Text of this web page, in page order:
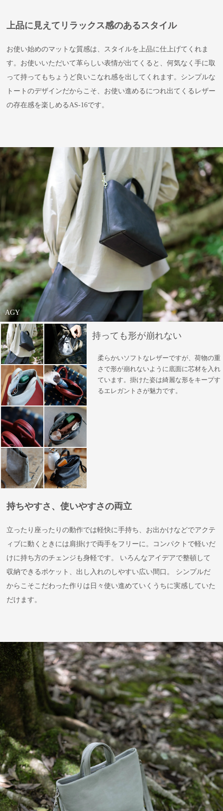
上品に見えてリラックス感のあるスタイル
お使い始めのマットな質感は、スタイルを上品に仕上げてくれま
す。お使いいただいて革らしい表情が出てくると、何気なく手に取
って持ってもちょうど良いこなれ感を出してくれます。シンプルな
トートのデザインだからこそ、お使い進めるにつれ出てくるレザー
の存在感を楽しめるAS-16です。
AGY
持っても形が崩れない
柔らかいソフトなレザーですが、荷物の重
さで形が崩れないように底面に芯材を入れ
ています。掛けた姿は綺麗な形をキープす
るエレガントさが魅力です。
持ちやすさ、使いやすさの両立
立ったり座ったりの動作では軽快に手持ち、お出かけなどでアクテ
ィブに動くときには肩掛けで両手をフリーに。コンパクトで軽いだ
けに持ち方のチェンジも身軽です。 いろんなアイデアで整頓して
収納できるポケット、出し入れのしやすい広い間口。 シンプルだ
からこそこだわった作りは日々使い進めていくうちに実感していた
だけます。